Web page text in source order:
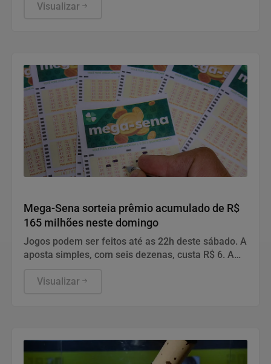
Visualizar
Mega-Sena sorteia prêmio acumulado de R$
165 milhões neste domingo
Jogos podem ser feitos até as 22h deste sábado. A
aposta simples, com seis dezenas, custa R$ 6. A
Visualizar